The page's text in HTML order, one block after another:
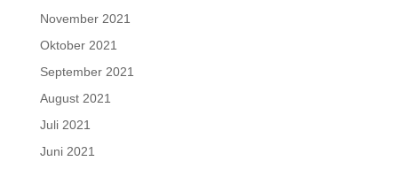
November 2021
Oktober 2021
September 2021
August 2021
Juli 2021
Juni 2021